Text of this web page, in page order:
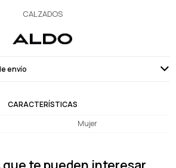
CALZADOS
envío
CARACTERÍSTICAS
Mujer